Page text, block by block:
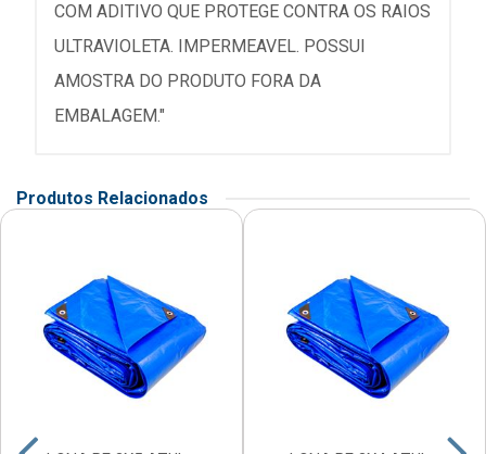
COM ADITIVO QUE PROTEGE CONTRA OS RAIOS
ULTRAVIOLETA. IMPERMEAVEL. POSSUI
AMOSTRA DO PRODUTO FORA DA
EMBALAGEM."
Produtos Relacionados